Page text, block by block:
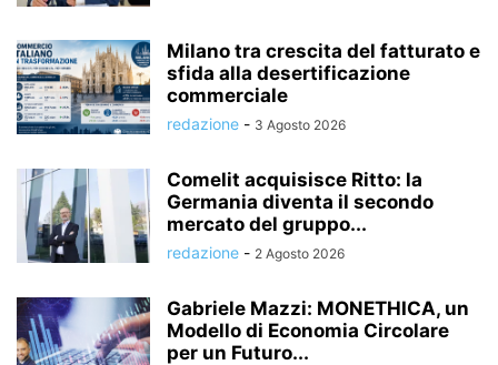
Milano tra crescita del fatturato e
sfida alla desertificazione
commerciale
redazione - 3 Agosto 2026
Comelit acquisisce Ritto: la
Germania diventa il secondo
mercato del gruppo...
redazione - 2 Agosto 2026
Gabriele Mazzi: MONETHICA, un
Modello di Economia Circolare
per un Futuro...